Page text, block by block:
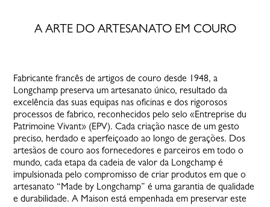
A ARTE DO ARTESANATO EM COURO
Fabricante francês de artigos de couro desde 1948, a
Longchamp preserva um artesanato único, resultado da
excelência das suas equipas nas oficinas e dos rigorosos
processos de fabrico, reconhecidos pelo selo «Entreprise du
Patrimoine Vivant» (EPV). Cada criação nasce de um gesto
preciso, herdado e aperfeiçoado ao longo de gerações. Dos
artesãos de couro aos fornecedores e parceiros em todo o
mundo, cada etapa da cadeia de valor da Longchamp é
impulsionada pelo compromisso de criar produtos em que o
artesanato “Made by Longchamp” é uma garantia de qualidade
e durabilidade. A Maison está empenhada em preservar este